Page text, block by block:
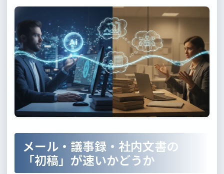
メール・議事録・社内文書の
「初稿」が速いかどうか